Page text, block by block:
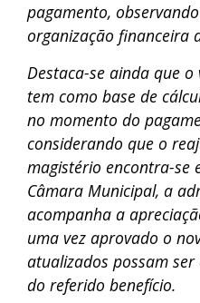
pagamento,
organização financeira
Destaca-se ainda que
tem como base de
no momento do
considerando que o
magistério encontra-se
Câmara Municipal, a
acompanha a
uma vez aprovado o
atualizados possam
do referido benefício.